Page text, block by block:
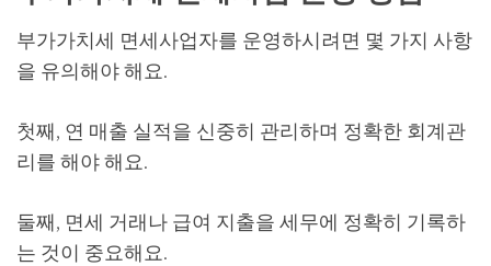
부가가치세 면세사업자를 운영하시려면 몇 가지 사항
을 유의해야 해요.
첫째, 연 매출 실적을 신중히 관리하며 정확한 회계관
리를 해야 해요.
둘째, 면세 거래나 급여 지출을 세무에 정확히 기록하
는 것이 중요해요.